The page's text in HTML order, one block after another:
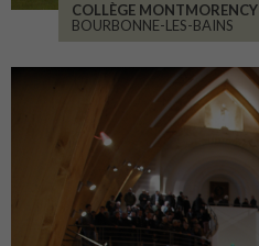
COLLÈGE MONTMORENCY
BOURBONNE-LES-BAINS